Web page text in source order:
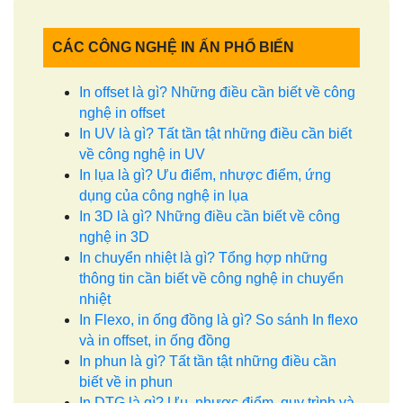
CÁC CÔNG NGHỆ IN ẤN PHỔ BIẾN
In offset là gì? Những điều cần biết về công
nghệ in offset
In UV là gì? Tất tần tật những điều cần biết
về công nghệ in UV
In lụa là gì? Ưu điểm, nhược điểm, ứng
dụng của công nghệ in lụa
In 3D là gì? Những điều cần biết về công
nghệ in 3D
In chuyển nhiệt là gì? Tổng hợp những
thông tin cần biết về công nghệ in chuyển
nhiệt
In Flexo, in ống đồng là gì? So sánh In flexo
và in offset, in ống đồng
In phun là gì? Tất tần tật những điều cần
biết về in phun